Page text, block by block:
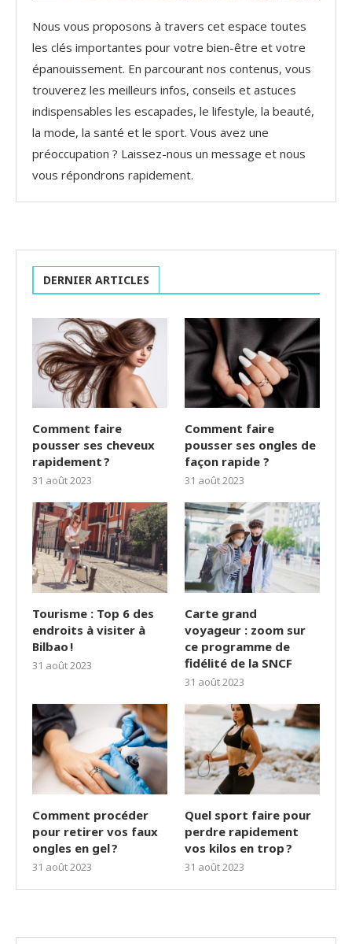
Nous vous proposons à travers cet espace toutes
les clés importantes pour votre bien-être et votre
épanouissement. En parcourant nos contenus, vous
trouverez les meilleurs infos, conseils et astuces
indispensables les escapades, le lifestyle, la beauté,
la mode, la santé et le sport. Vous avez une
préoccupation ? Laissez-nous un message et nous
vous répondrons rapidement.
DERNIER ARTICLES
Comment faire
pousser ses cheveux
rapidement ?
31 août 2023
Comment faire
pousser ses ongles de
façon rapide ?
31 août 2023
Tourisme : Top 6 des
endroits à visiter à
Bilbao !
31 août 2023
Carte grand
voyageur : zoom sur
ce programme de
fidélité de la SNCF
31 août 2023
Comment procéder
pour retirer vos faux
ongles en gel ?
31 août 2023
Quel sport faire pour
perdre rapidement
vos kilos en trop ?
31 août 2023